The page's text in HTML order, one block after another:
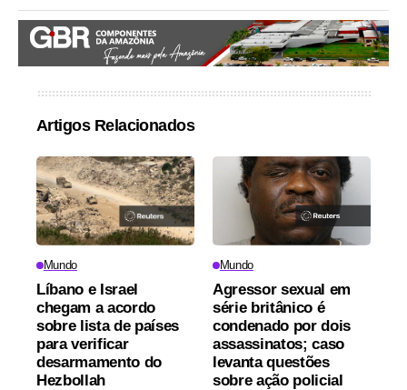
Artigos Relacionados
Mundo
Líbano e Israel
chegam a acordo
sobre lista de países
para verificar
desarmamento do
Hezbollah
Mundo
Agressor sexual em
série britânico é
condenado por dois
assassinatos; caso
levanta questões
sobre ação policial